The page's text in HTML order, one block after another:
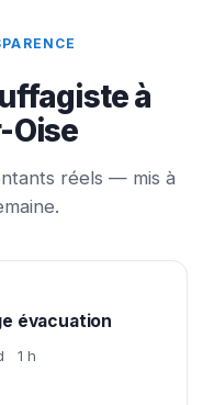
à
Oise
réels — mis à
évacuation
1 h